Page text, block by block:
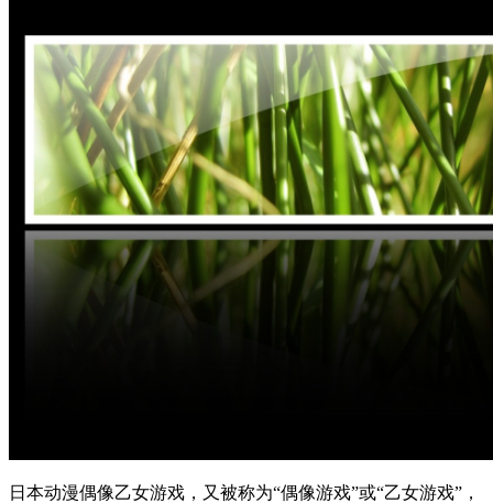
日本动漫偶像乙女游戏，又被称为“偶像游戏”或“乙女游戏”，